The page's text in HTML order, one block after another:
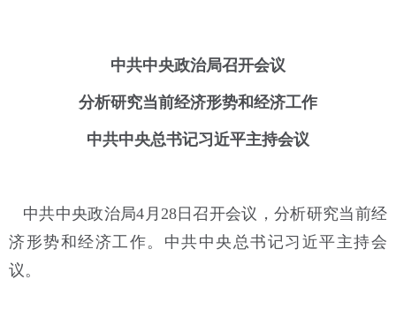
中共中央政治局召开会议
分析研究当前经济形势和经济工作
中共中央总书记习近平主持会议
中共中央政治局4月28日召开会议，分析研究当前经
济形势和经济工作。中共中央总书记习近平主持会
议。